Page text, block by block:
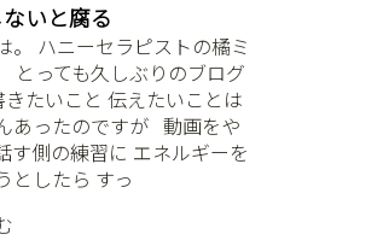
いと腐る
。 ハニーセラピストの橘ミ
とっても久しぶりのブログ
きたいこと 伝えたいことは
あったのですが ⁡ ⁡ 動画をや
す側の練習に エネルギーを
としたら すっ